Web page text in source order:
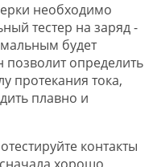
необходимо
тестер на заряд -
будет
определить
протекания тока,
плавно и
контакты